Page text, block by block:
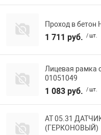
Проход в бетон
1 711 руб. / шт.
Лицевая рамка
01051049
1 083 руб. / шт.
АТ 05.31
(ГЕРКОНОВЫЙ)